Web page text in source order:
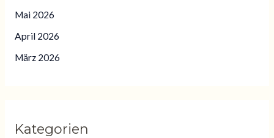
Mai 2026
April 2026
März 2026
Kategorien